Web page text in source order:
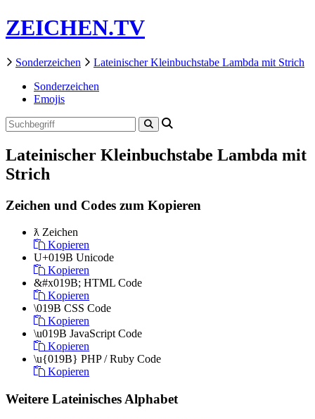
ZEICHEN.TV
Sonderzeichen
Lateinischer Kleinbuchstabe Lambda mit Strich
Sonderzeichen
Emojis
Lateinischer Kleinbuchstabe Lambda mit
Strich
Zeichen und Codes zum Kopieren
ƛ Zeichen
Kopieren
U+019B Unicode
Kopieren
&#x019B; HTML Code
Kopieren
\019B CSS Code
Kopieren
\u019B JavaScript Code
Kopieren
\u{019B} PHP / Ruby Code
Kopieren
Weitere Lateinisches Alphabet